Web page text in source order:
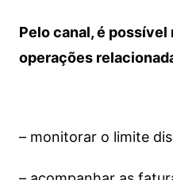
Pelo canal, é
operações
– monitorar o limite